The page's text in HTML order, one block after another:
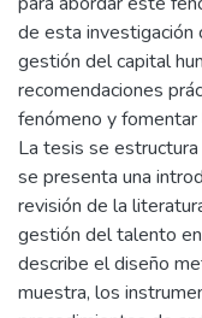
de esta investigación
gestión del capital
recomendaciones
fenómeno y
La tesis se estructura
se presenta una
revisión de la
gestión del talento
describe el diseño
muestra, los